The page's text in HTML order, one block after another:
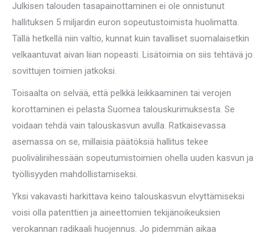
Julkisen talouden tasapainottaminen ei ole onnistunut
hallituksen 5 miljardin euron sopeutustoimista huolimatta.
Tällä hetkellä niin valtio, kunnat kuin tavalliset suomalaisetkin
velkaantuvat aivan liian nopeasti. Lisätoimia on siis tehtävä jo
sovittujen toimien jatkoksi.
Toisaalta on selvää, että pelkkä leikkaaminen tai verojen
korottaminen ei pelasta Suomea talouskurimuksesta. Se
voidaan tehdä vain talouskasvun avulla. Ratkaisevassa
asemassa on se, millaisia päätöksiä hallitus tekee
puoliväliriihessään sopeutumistoimien ohella uuden kasvun ja
työllisyyden mahdollistamiseksi.
Yksi vakavasti harkittava keino talouskasvun elvyttämiseksi
voisi olla patenttien ja aineettomien tekijänoikeuksien
verokannan radikaali huojennus. Jo pidemmän aikaa